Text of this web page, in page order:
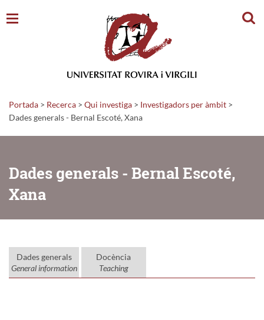
Portada > Recerca > Qui investiga > Investigadors per àmbit >
Dades generals - Bernal Escoté, Xana
Dades generals - Bernal Escoté,
Xana
Dades generals
General information
Docència
Teaching